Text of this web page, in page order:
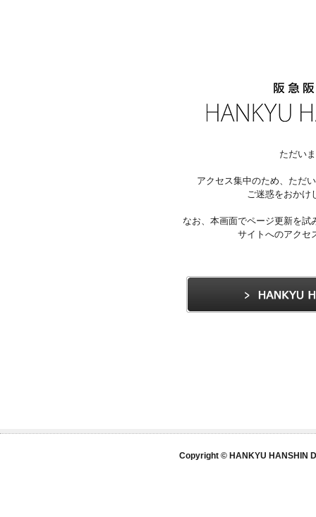
ただい
アクセス集中のため、ただ
ご迷惑をおかけ
なお、本画面でページ更新を
サイトへのアクセ
Copyright © HANKYU HANSHIN